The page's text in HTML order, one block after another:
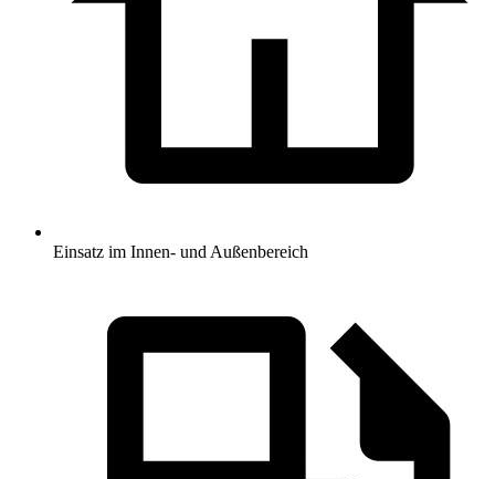
Einsatz im Innen- und Außenbereich